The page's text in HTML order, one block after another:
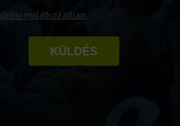
nyilatkozatban
KÜLDÉS